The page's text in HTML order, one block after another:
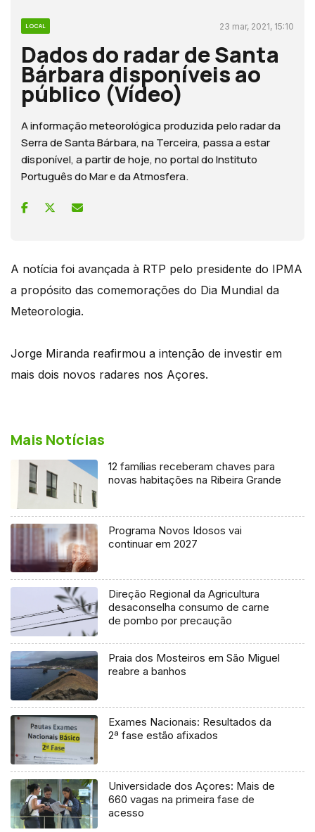
LOCAL 23 mar, 2021, 15:10
Dados do radar de Santa
Bárbara disponíveis ao
público (Vídeo)
A informação meteorológica produzida pelo radar da
Serra de Santa Bárbara, na Terceira, passa a estar
disponível, a partir de hoje, no portal do Instituto
Português do Mar e da Atmosfera.
A notícia foi avançada à RTP pelo presidente do IPMA
a propósito das comemorações do Dia Mundial da
Meteorologia.
Jorge Miranda reafirmou a intenção de investir em
mais dois novos radares nos Açores.
Mais Notícias
12 famílias receberam chaves para
novas habitações na Ribeira Grande
Programa Novos Idosos vai
continuar em 2027
Direção Regional da Agricultura
desaconselha consumo de carne
de pombo por precaução
Praia dos Mosteiros em São Miguel
reabre a banhos
Exames Nacionais: Resultados da
2ª fase estão afixados
Universidade dos Açores: Mais de
660 vagas na primeira fase de
acesso